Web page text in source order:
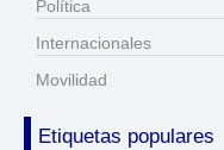
Política
Internacionales
Movilidad
Etiquetas populares